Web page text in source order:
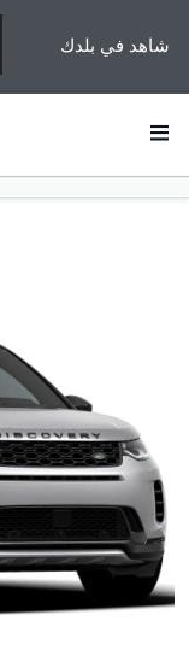
شاهد في بلدك